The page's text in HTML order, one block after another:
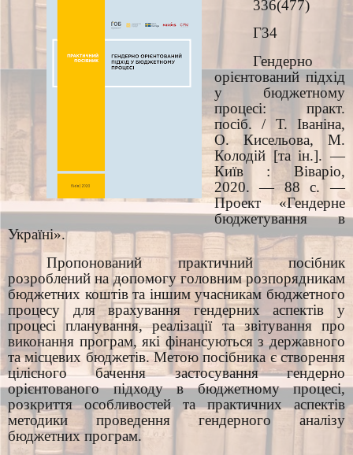
336(477)
Г34
Гендерно
орієнтований підхід
у бюджетному
процесі: практ.
посіб. / Т. Іваніна,
О. Кисельова, М.
Колодій [та ін.]. —
Київ : Віваріо,
2020. — 88 c. —
Проект «Гендерне
бюджетування в
Україні».
Пропонований практичний посібник
розроблений на допомогу головним розпорядникам
бюджетних коштів та іншим учасникам бюджетного
процесу для врахування гендерних аспектів у
процесі планування, реалізації та звітування про
виконання програм, які фінансуються з державного
та місцевих бюджетів. Метою посібника є створення
цілісного бачення застосування гендерно
орієнтованого підходу в бюджетному процесі,
розкриття особливостей та практичних аспектів
методики проведення гендерного аналізу
бюджетних програм.